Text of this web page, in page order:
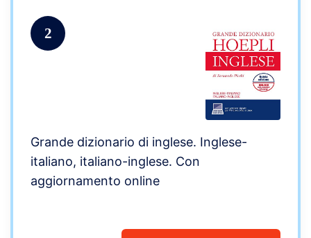
2
Grande dizionario di inglese. Inglese-
italiano, italiano-inglese. Con
aggiornamento online